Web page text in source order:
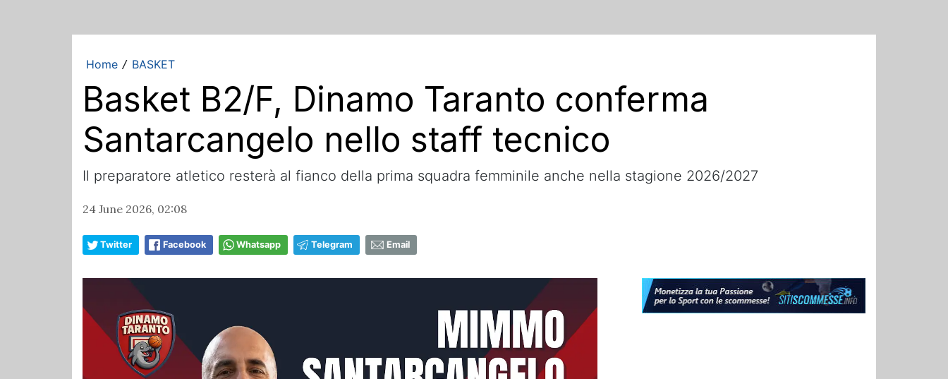
Home / BASKET
Basket B2/F, Dinamo Taranto conferma
Santarcangelo nello staff tecnico
Il preparatore atletico resterà al fianco della prima squadra femminile anche nella stagione 2026/2027
24 June 2026, 02:08
Twitter Facebook Whatsapp Telegram Email